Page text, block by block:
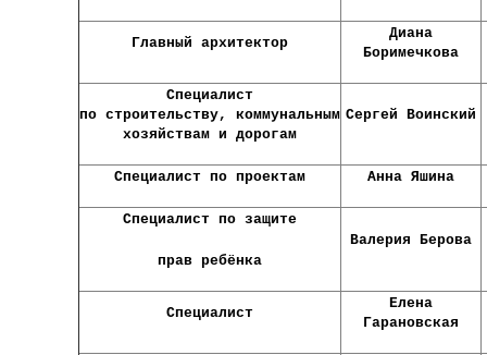
Главный архитектор
Диана
Боримечкова
Специалист
по строительству, коммунальным
хозяйствам и дорогам
Сергей Воинский
Специалист по проектам Анна Яшина
Специалист по защите
прав ребёнка
Валерия Берова
Специалист
Елена
Гарановская